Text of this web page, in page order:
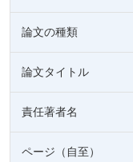
論文の種類
論文タイトル
責任著者名
ページ（自至）